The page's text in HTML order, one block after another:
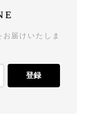
届けいたしま
登録